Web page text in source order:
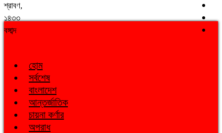
শ্রাবণ,
১৪৩৩
বঙ্গাব্দ
হোম
সর্বশেষ
বাংলাদেশ
আন্তর্জাতিক
চায়না কর্ণার
অপরাধ